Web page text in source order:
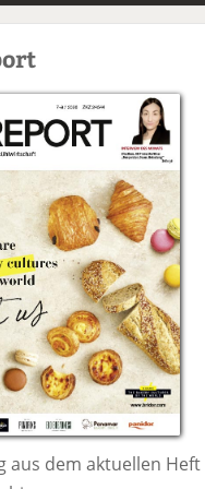
aus dem aktuellen Heft